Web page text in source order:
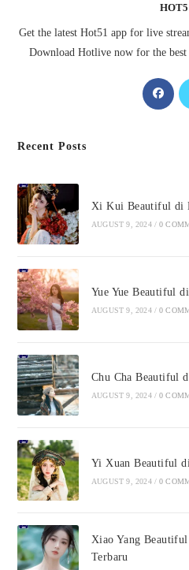
Get the latest Hot51 app for live
Download Hotlivenow for the best
in
Recent Posts
Xi Kui Beautiful di
AUGUST 9, 2024 / 0
Yue Yue Beautiful
AUGUST 9, 2024 / 0
Chu Cha Beautiful
AUGUST 9, 2024 / 0
Yi Xuan Beautiful
AUGUST 9, 2024 / 0
Xiao Yang
Terbaru